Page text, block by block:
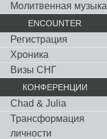
Молитвенная музыка
ENCOUNTER
Регистрация
Хроника
Визы СНГ
КОНФЕРЕНЦИИ
Chad & Julia
Трансформация
личности